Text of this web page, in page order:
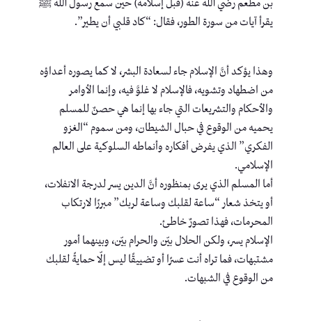
بن مطعم رضي الله عنه (قبل إسلامه) حين سمع رسول الله ﷺ
يقرأ آيات من سورة الطور، فقال: “كاد قلبي أن يطير”.
وهذا يؤكد أنَّ الإسلام جاء لسعادة البشر، لا كما يصوره أعداؤه
من اضطهاد وتشويه، فالإسلام لا غلوَّ فيه، وإنما الأوامر
والأحكام والتشريعات التي جاء بها إنما هي حصنٌ للمسلم
يحميه من الوقوع في حبال الشيطان، ومن سموم “الغزو
الفكري” الذي يفرض أفكاره وأنماطه السلوكية على العالم
الإسلامي.
أما المسلم الذي يرى بمنظوره أنَّ الدين يسر لدرجة الانفلات،
أو يتخذ شعار “ساعة لقلبك وساعة لربك” مبررًا لارتكاب
المحرمات، فهذا تصورٌ خاطئ.
الإسلام يسر، ولكن الحلال بيّن والحرام بيّن، وبينهما أمور
مشتبهات، فما تراه أنت عسرًا أو تضييقًا ليس إلّا حمايةً لقلبك
من الوقوع في الشبهات.